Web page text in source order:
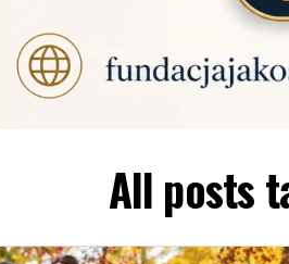
All posts